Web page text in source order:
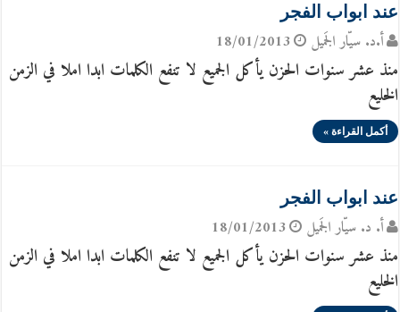
عند ابواب الفجر
أ.د. سيّار الجَميل 18/01/2013
منذ عشر سنوات الحزن يأكل الجميع لا تنفع الكلمات ابدا املا في الزمن
الخليع
أكمل القراءة »
عند ابواب الفجر
أ. د. سيّار الجَميل 18/01/2013
منذ عشر سنوات الحزن يأكل الجميع لا تنفع الكلمات ابدا املا في الزمن
الخليع